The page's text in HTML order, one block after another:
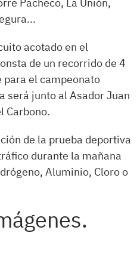
acotado en el
de un recorrido de 4
el campeonato
será junto al Asador Juan
Carbono.
de la prueba deportiva
durante la mañana
Aluminio, Cloro o